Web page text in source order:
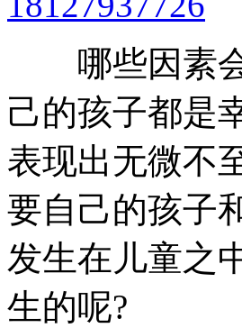
哪些因素会
己的孩子都是
表现出无微不
要自己的孩子
发生在儿童之
生的呢?